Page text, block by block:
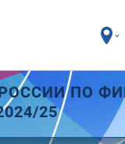
ПО
25